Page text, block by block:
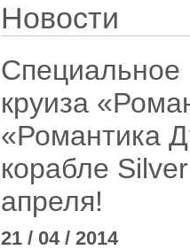
Новости
Специальное
круиза
«Романтика
корабле
апреля!
21 / 04 / 2014